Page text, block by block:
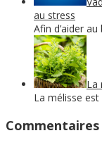
au stress
Afin d’aider
La
La mélisse